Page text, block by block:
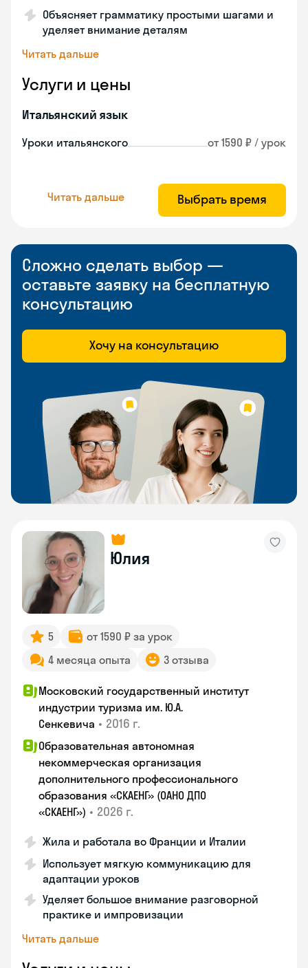
Объясняет грамматику простыми шагами и
уделяет внимание деталям
Читать дальше
Услуги и цены
Итальянский язык
Уроки итальянского от 1590 ₽ / урок
Читать дальше Выбрать время
Сложно сделать выбор —
оставьте заявку на бесплатную
консультацию
Хочу на консультацию
Юлия
5
от 1590 ₽ за урок
4 месяца опыта
3 отзыва
Московский государственный институт
индустрии туризма им. Ю.А.
Сенкевича • 2016 г.
Образовательная автономная
некоммерческая организация
дополнительного профессионального
образования «СКАЕНГ» (ОАНО ДПО
«СКАЕНГ») • 2026 г.
Жила и работала во Франции и Италии
Использует мягкую коммуникацию для
адаптации уроков
Уделяет большое внимание разговорной
практике и импровизации
Читать дальше